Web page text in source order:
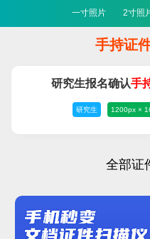
一寸照片 2寸照
手持证
研究生报名确认手
研究生 1200px ×
全部证